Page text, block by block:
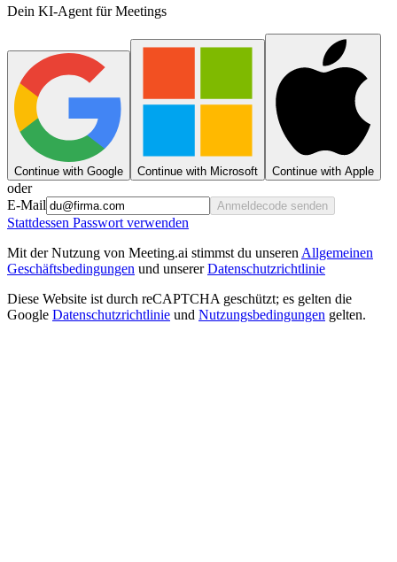
Dein KI-Agent für Meetings
Continue with Google Continue with Microsoft Continue with Apple
oder
E-Mail
Anmeldecode senden
Stattdessen Passwort verwenden
Mit der Nutzung von Meeting.ai stimmst du unseren Allgemeinen
Geschäftsbedingungen und unsererDatenschutzrichtlinie
Diese Website ist durch reCAPTCHA geschützt; es gelten die
Google Datenschutzrichtlinie und Nutzungsbedingungen gelten.